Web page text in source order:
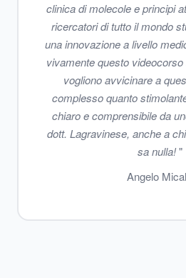
clinica di molecole e principi
ricercatori di tutto il mondo
una innovazione a livello
vivamente questo
vogliono avvicinare a
complesso quanto
chiaro e comprensibile da
dott. Lagravinese, anche a
sa nulla!"
Angelo